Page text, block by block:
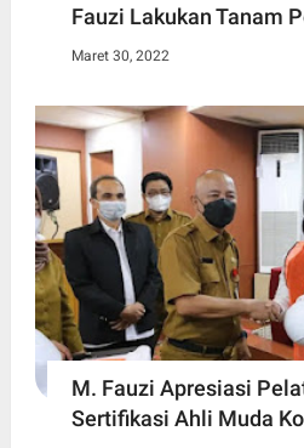
Fauzi Lakukan Tanam
Maret 30, 2022
M. Fauzi Apresiasi
Sertifikasi Ahli Muda